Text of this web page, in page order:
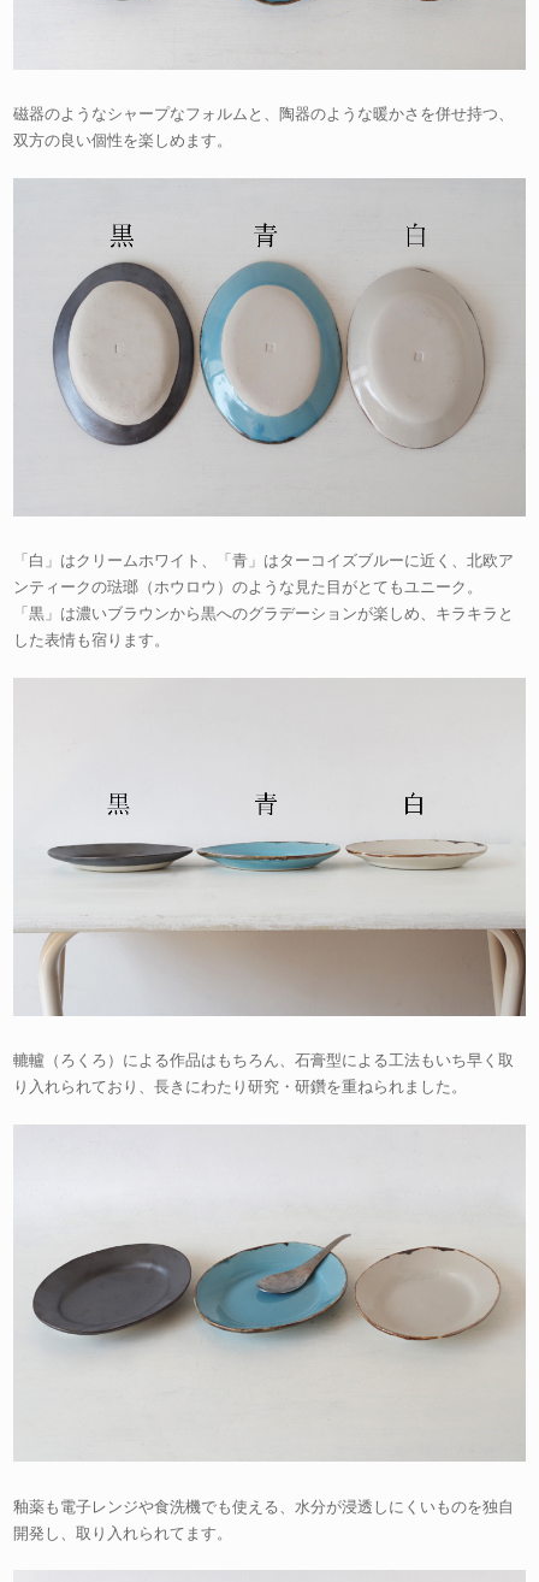
磁器のようなシャープなフォルムと、陶器のような暖かさを併せ持つ、
双方の良い個性を楽しめます。
「白」はクリームホワイト、「青」はターコイズブルーに近く、北欧ア
ンティークの琺瑯（ホウロウ）のような見た目がとてもユニーク。
「黒」は濃いブラウンから黒へのグラデーションが楽しめ、キラキラと
した表情も宿ります。
轆轤（ろくろ）による作品はもちろん、石膏型による工法もいち早く取
り入れられており、長きにわたり研究・研鑽を重ねられました。
釉薬も電子レンジや食洗機でも使える、水分が浸透しにくいものを独自
開発し、取り入れられてます。